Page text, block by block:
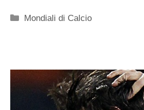
Categorie
Mondiali di Calcio